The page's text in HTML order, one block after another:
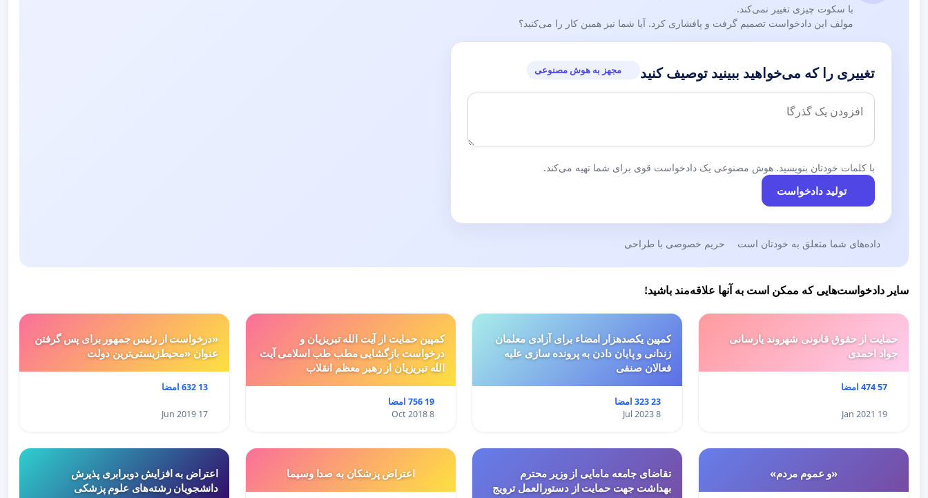
با سکوت چیزی تغییر نمی‌کند.
مولف این دادخواست تصمیم گرفت و پافشاری کرد. آیا شما نیز همین کار را می‌کنید؟
تغییری را که می‌خواهید ببینید توصیف کنید مجهز به هوش مصنوعی
با کلمات خودتان بنویسید. هوش مصنوعی یک دادخواست قوی برای شما تهیه می‌کند.
تولید دادخواست
داده‌های شما متعلق به خودتان است حریم خصوصی با طراحی
سایر دادخواست‌هایی که ممکن است به آنها علاقه‌مند باشید!
حمایت از حقوق قانونی شهروند یارسانی
جواد احمدی
57 474 امضا
19 Jan 2021
کمپین یکصدهزار امضاء برای آزادی معلمان
زندانی و پایان دادن به پرونده سازی علیه
فعالان صنفی
23 323 امضا
8 Jul 2023
کمپین حمایت از آیت الله تبریزیان و
درخواست بازگشایی مطب طب اسلامی آیت
الله تبریزیان از رهبر معظم انقلاب
19 756 امضا
8 Oct 2018
«درخواست از رئیس جمهور برای پس گرفتن
عنوان «محیط‌زیستی‌ترین دولت
13 632 امضا
17 Jun 2019
«و عموم مردم»
تقاضای جامعه مامایی از وزیر محترم
بهداشت جهت حمایت از دستورالعمل ترویج
اعتراض پزشكان به صدا وسيما
اعتراض به افزایش دوبرابری پذیرش
دانشجویان رشته‌های علوم پزشکی